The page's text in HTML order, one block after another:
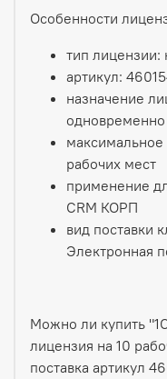
Особенности
тип лицензии:
артикул:
назначение
максимальное
рабочих мест
применение
CRM КОРП
вид поставки
Электронная
Можно ли купить
лицензия на 10
поставка артикул